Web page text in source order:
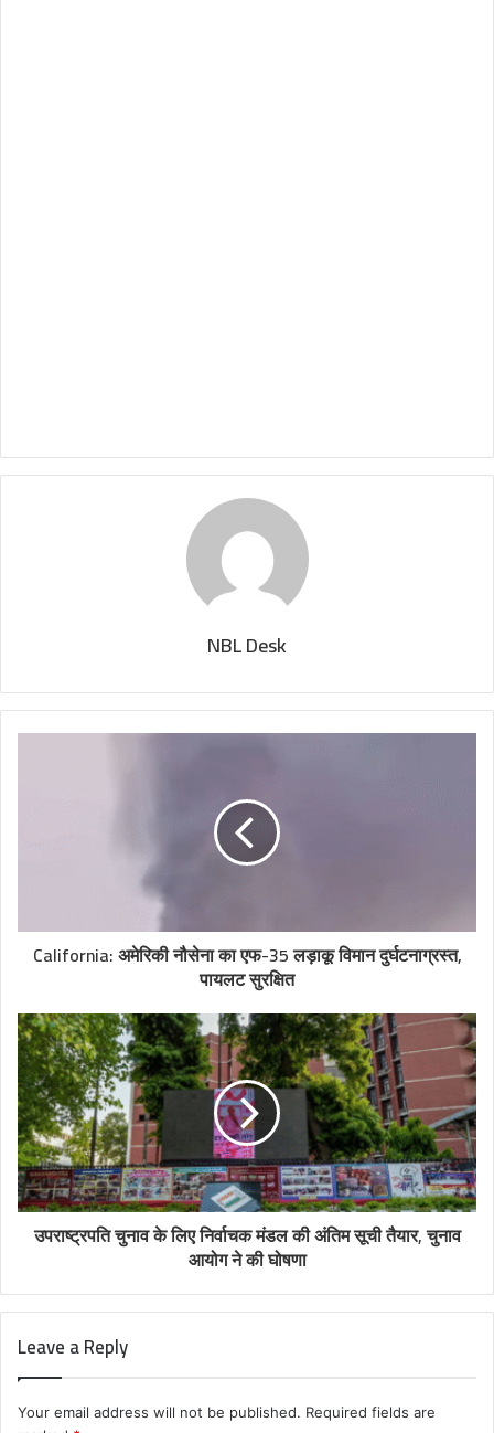
NBL Desk
California: अमेरिकी नौसेना का एफ-35 लड़ाकू विमान दुर्घटनाग्रस्त,
पायलट सुरक्षित
उपराष्ट्रपति चुनाव के लिए निर्वाचक मंडल की अंतिम सूची तैयार, चुनाव
आयोग ने की घोषणा
Leave a Reply
Your email address will not be published. Required fields are